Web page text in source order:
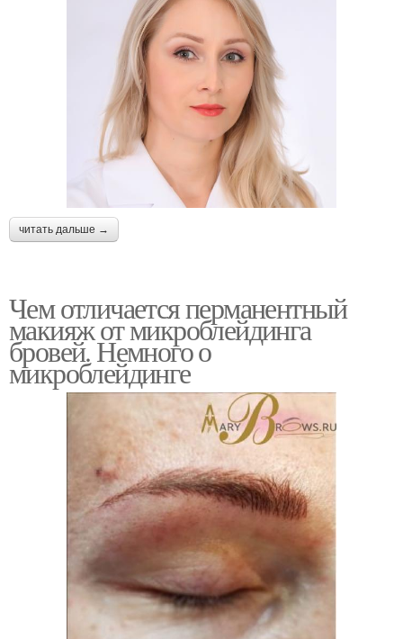
читать дальше →
Чем отличается перманентный
макияж от микроблейдинга
бровей. Немного о
микроблейдинге